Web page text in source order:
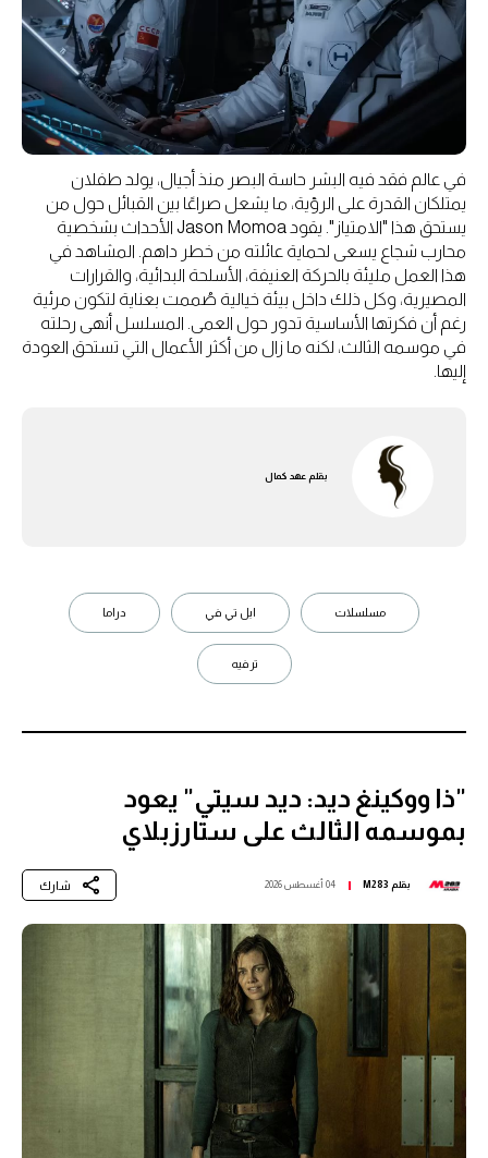
في عالم فقد فيه البشر حاسة البصر منذ أجيال، يولد طفلان
يمتلكان القدرة على الرؤية، ما يشعل صراعًا بين القبائل حول من
يستحق هذا "الامتياز". يقود Jason Momoa الأحداث بشخصية
محارب شجاع يسعى لحماية عائلته من خطر داهم. المشاهد في
هذا العمل مليئة بالحركة العنيفة، الأسلحة البدائية، والقرارات
المصيرية، وكل ذلك داخل بيئة خيالية صُممت بعناية لتكون مرئية
رغم أن فكرتها الأساسية تدور حول العمى. المسلسل أنهى رحلته
في موسمه الثالث، لكنه ما زال من أكثر الأعمال التي تستحق العودة
إليها.
بقلمعهد كمال
مسلسلات ابل تي في دراما
ترفيه
"ذا ووكينغ ديد: ديد سيتي" يعود
بموسمه الثالث على ستارزبلاي
بقلم M283 04 أغسطس 2026 شارك